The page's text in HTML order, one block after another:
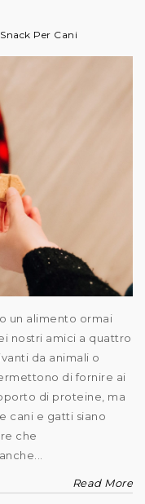
Snack Per Cani
un alimento ormai
nostri amici a quattro
da animali o
di fornire ai
di proteine, ma
cani e gatti siano
che
Read More